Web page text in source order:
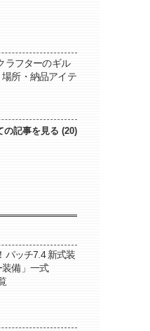
ラフターのギル
場所・納品アイテ
の記事を見る (20)
パッチ7.4 新式装
備」一式